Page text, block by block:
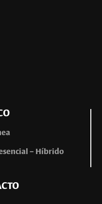
– Híbrido